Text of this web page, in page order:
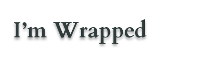
I’m Wrapped